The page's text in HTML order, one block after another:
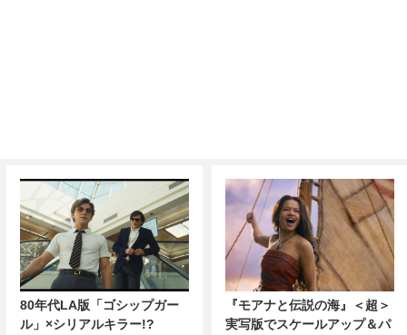
80年代LA版「ゴシップガー
ル」×シリアルキラー!?
『モアナと伝説の海』＜超＞
実写版でスケールアップ＆パ